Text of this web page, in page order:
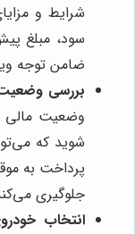
شرایط و
سود، مبلغ
ضامن توجه
بررسی
وضعیت مالی
شوید که
پرداخت به
جلوگیری
انتخاب